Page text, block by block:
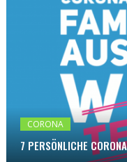
CORONA
7 PERSÖNLICHE